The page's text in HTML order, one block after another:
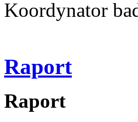
Koordynator
Raport
Raport